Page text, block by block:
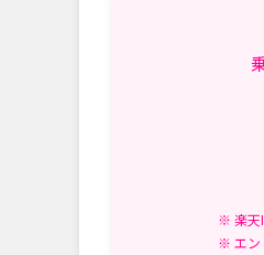
※ 楽天
※ エン